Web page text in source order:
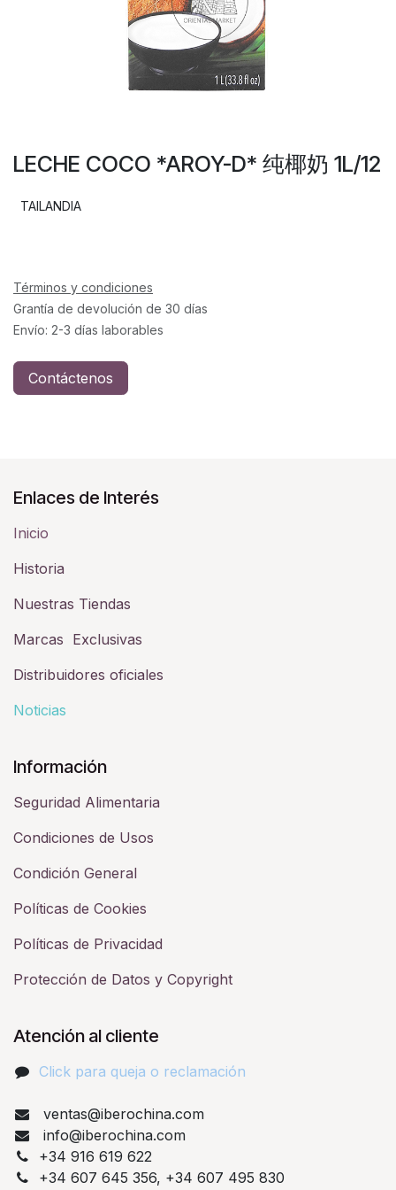
LECHE COCO *AROY-D* 纯椰奶 1L/12
TAILANDIA
Términos y condiciones
Grantía de devolución de 30 días
Envío: 2-3 días laborables
Contáctenos
Enlaces de Interés
Inicio
Historia​
Nuestras Tiendas
Marcas Exclusivas
Distribuidores oficiales
Noticias
Información
Seguridad Alimentaria
Condiciones de Usos
Condición General
Políticas de Cookies
Políticas de Privacidad
Protección de Datos y Copyright
Atención al cliente
Click para queja o reclamación​
ventas@iberochina.com
info@iberochina.com
+34 916 619 622
+34 607 645 356, +34 607 495 830